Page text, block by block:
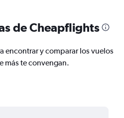
de Cheapflights
encontrar y comparar los vuelos
más te convengan.